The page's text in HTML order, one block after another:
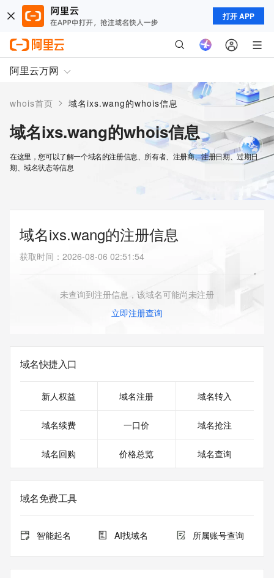
打开 APP
阿里云万网
whois首页 > 域名ixs.wang的whois信息
域名ixs.wang的whois信息
在这里，您可以了解一个域名的注册信息、所有者、注册商、注册日期、过期日
期、域名状态等信息
域名ixs.wang的注册信息
获取时间 ： 2026-08-06 02:51:54
未查询到注册信息，该域名可能尚未注册
立即注册查询
域名快捷入口
新人权益 域名注册 域名转入
域名续费 一口价 域名抢注
域名回购 价格总览 域名查询
域名免费工具
智能起名 AI找域名 所属账号查询